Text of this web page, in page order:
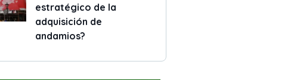
estratégico de la
adquisición de
andamios?